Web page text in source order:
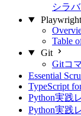
シラ
Playwright
Table
Git
Gitコ
Essential
TypeScript
Python実践
Python実践